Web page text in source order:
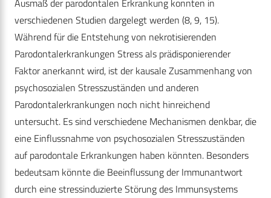
Ausmaß der parodontalen Erkrankung konnten in
verschiedenen Studien dargelegt werden (8, 9, 15).
Während für die Entstehung von nekrotisierenden
Parodontalerkrankungen Stress als prädisponierender
Faktor anerkannt wird, ist der kausale Zusammenhang von
psychosozialen Stresszuständen und anderen
Parodontalerkrankungen noch nicht hinreichend
untersucht. Es sind verschiedene Mechanismen denkbar, die
eine Einflussnahme von psychosozialen Stresszuständen
auf parodontale Erkrankungen haben könnten. Besonders
bedeutsam könnte die Beeinflussung der Immunantwort
durch eine stressinduzierte Störung des Immunsystems